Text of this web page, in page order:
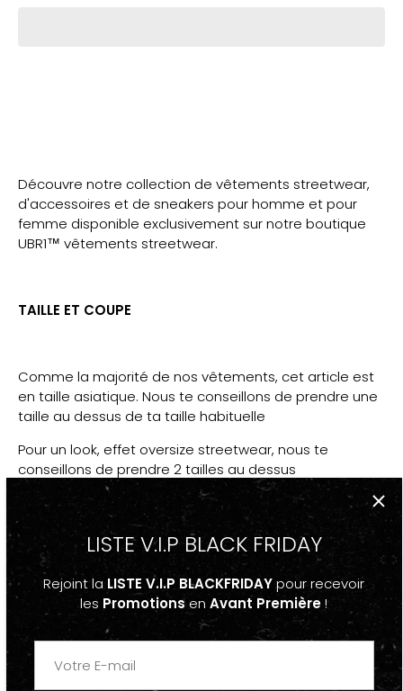
Découvre notre collection de vêtements streetwear,
d'accessoires et de sneakers pour homme et pour
femme disponible exclusivement sur notre boutique
UBR1™ vêtements streetwear.
TAILLE ET COUPE
Comme la majorité de nos vêtements, cet article est
en taille asiatique. Nous te conseillons de prendre une
taille au dessus de ta taille habituelle
Pour un look, effet oversize streetwear, nous te
conseillons de prendre 2 tailles au dessus
PS : La majorité du temps, pour augmenter le coté
Oversize, les models portent les vêtements dans la
plus grande taille disponible.
PPS: Si tu as un doute, réfère-toi au guide des taille
DESCRIPTION
LISTE V.I.P BLACK FRIDAY
Rejoint la LISTE V.I.P BLACKFRIDAYpour recevoir
les Promotions en Avant Première!